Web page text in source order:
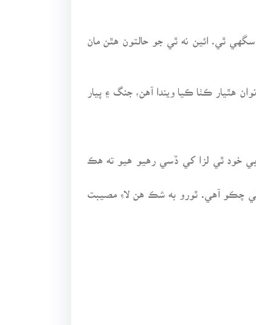
ٿي. ائين نه ٿي جو حالتون هٿن مان
هٿيار ڪٺا ڪيا ويندا آهن، جنگ ۽ پيار
خود ٿي لزا کي ڏسي رهيو هيو ته هڪ
چڪو آهي. ٿورو به شڪ هن لاءِ مصيبت